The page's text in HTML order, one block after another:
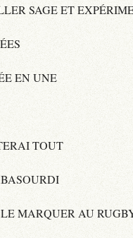
SAGE ET
EN UNE
TOUT
MARQUER AU